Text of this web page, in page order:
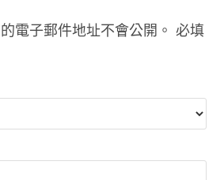
電子郵件地址不會公開。 必填